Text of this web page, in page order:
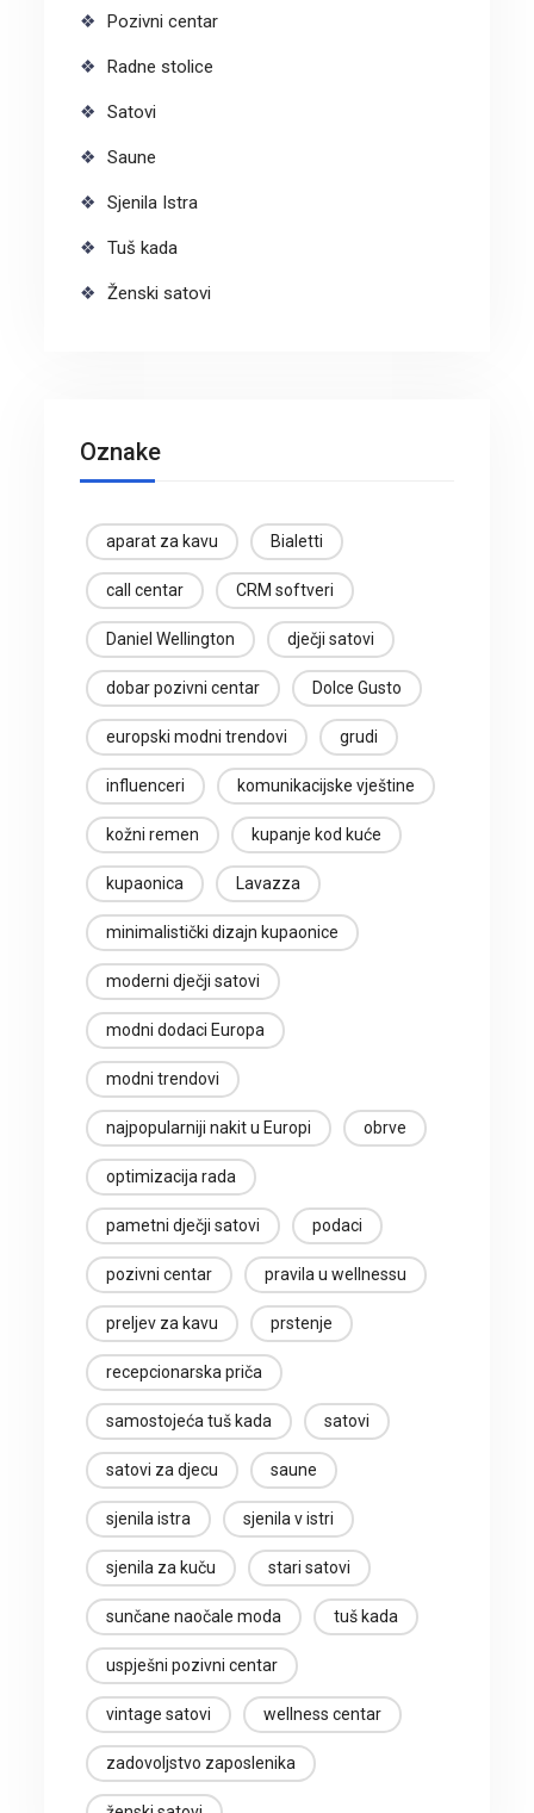
Pozivni centar
Radne stolice
Satovi
Saune
Sjenila Istra
Tuš kada
Ženski satovi
Oznake
aparat za kavu Bialetti
call centar CRM softveri
Daniel Wellington dječji satovi
dobar pozivni centar Dolce Gusto
europski modni trendovi grudi
influenceri komunikacijske vještine
kožni remen kupanje kod kuće
kupaonica Lavazza
minimalistički dizajn kupaonice
moderni dječji satovi
modni dodaci Europa
modni trendovi
najpopularniji nakit u Europi obrve
optimizacija rada
pametni dječji satovi podaci
pozivni centar pravila u wellnessu
preljev za kavu prstenje
recepcionarska priča
samostojeća tuš kada satovi
satovi za djecu saune
sjenila istra sjenila v istri
sjenila za kuču stari satovi
sunčane naočale moda tuš kada
uspješni pozivni centar
vintage satovi wellness centar
zadovoljstvo zaposlenika